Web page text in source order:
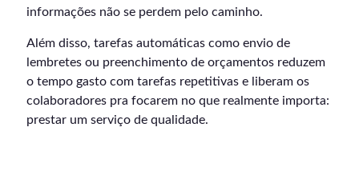
informações não se perdem pelo caminho.
Além disso, tarefas automáticas como envio de
lembretes ou preenchimento de orçamentos reduzem
o tempo gasto com tarefas repetitivas e liberam os
colaboradores pra focarem no que realmente importa:
prestar um serviço de qualidade.